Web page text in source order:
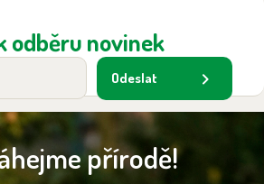
odběru novinek
Odeslat
přírodě!